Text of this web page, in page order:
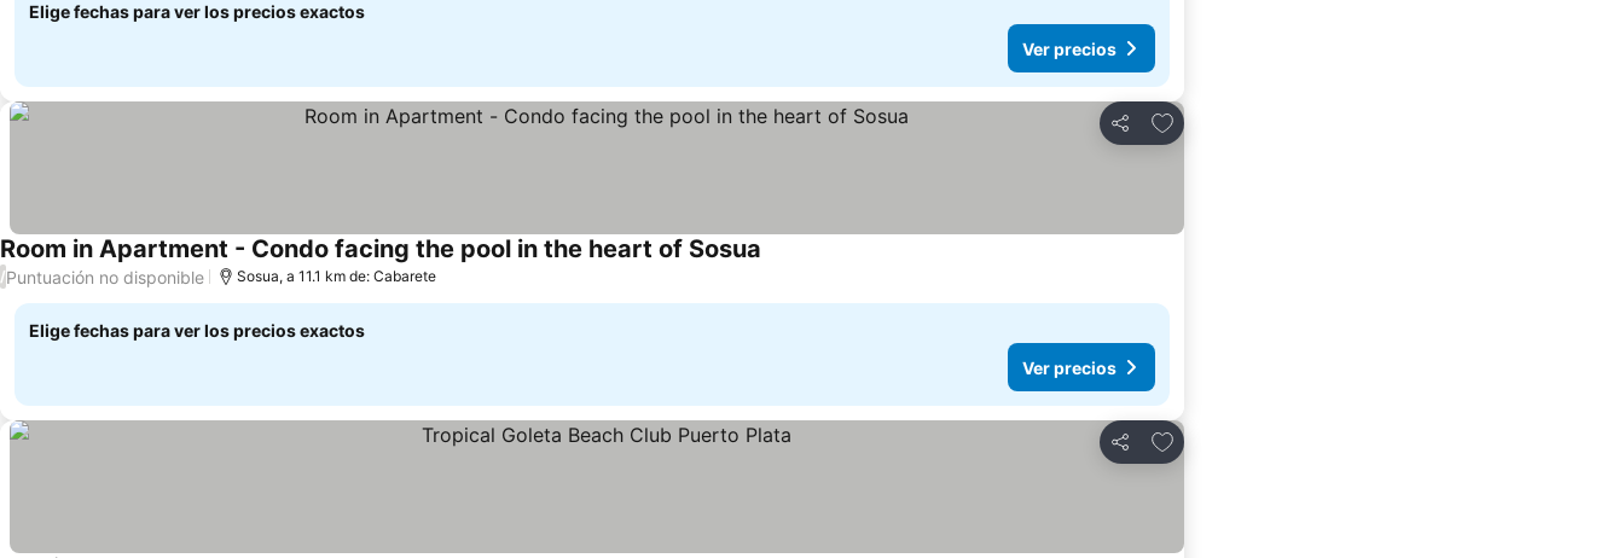
Elige fechas para ver los precios exactos
Ver precios
Compartir
Agregar a favoritos
Room in Apartment - Condo facing the pool in the heart of Sosua
/Puntuación no disponible Sosua, a 11.1 km de: Cabarete
Elige fechas para ver los precios exactos
Ver precios
Compartir
Agregar a favoritos